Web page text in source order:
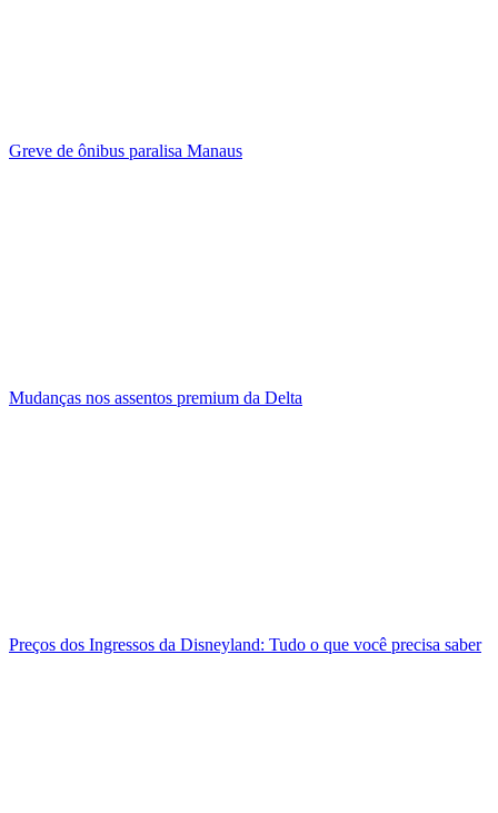
Greve de ônibus paralisa Manaus
Mudanças nos assentos premium da Delta
Preços dos Ingressos da Disneyland: Tudo o que você precisa saber